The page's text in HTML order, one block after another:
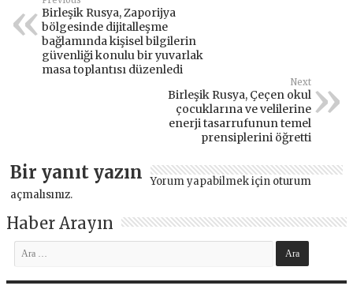
Birleşik Rusya, Zaporijya
bölgesinde dijitalleşme
bağlamında kişisel bilgilerin
güvenliği konulu bir yuvarlak
masa toplantısı düzenledi
Next
Birleşik Rusya, Çeçen okul
çocuklarına ve velilerine
enerji tasarrufunun temel
prensiplerini öğretti
Bir yanıt yazın Yorum yapabilmek için oturum
açmalısınız.
Haber Arayın